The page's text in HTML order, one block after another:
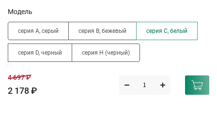
Модель
серия A, серый серия B, бежевый серия C, белый
серия D, черный серия H (черный)
4 697 ₽
2 178 ₽